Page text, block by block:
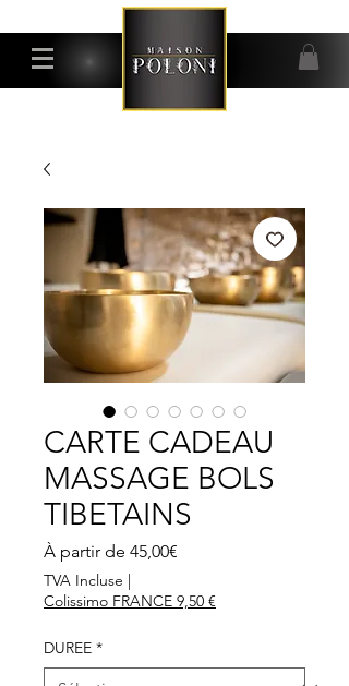
CARTE CADEAU
MASSAGE BOLS
TIBETAINS
À partir de 45,00€
TVA Incluse |
Colissimo FRANCE 9,50 €
DUREE *